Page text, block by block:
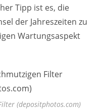
Tipp ist es, die
der Jahreszeiten zu
Wartungsaspekt
(depositphotos.com)